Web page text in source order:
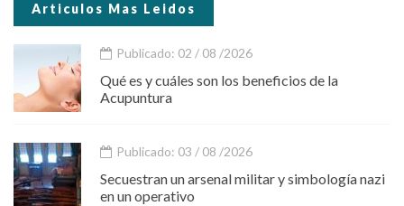
Articulos Mas Leidos
Publicado: 02 / 08 /2026
Qué es y cuáles son los beneficios de la
Acupuntura
Publicado: 03 / 08 /2026
Secuestran un arsenal militar y simbología nazi
en un operativo